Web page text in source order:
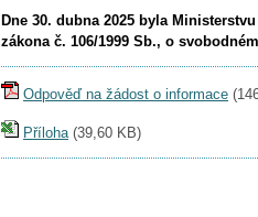
Dne 30. dubna 2025 byla
zákona č. 106/1999 Sb., o
Odpověď na žádost o informace (
Příloha (39,60 KB)